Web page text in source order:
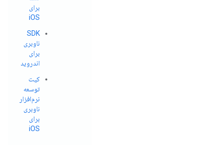
برای
iOS
SDK
ناوبری
برای
اندروید
کیت
توسعه
نرم‌افزار
ناوبری
برای
iOS